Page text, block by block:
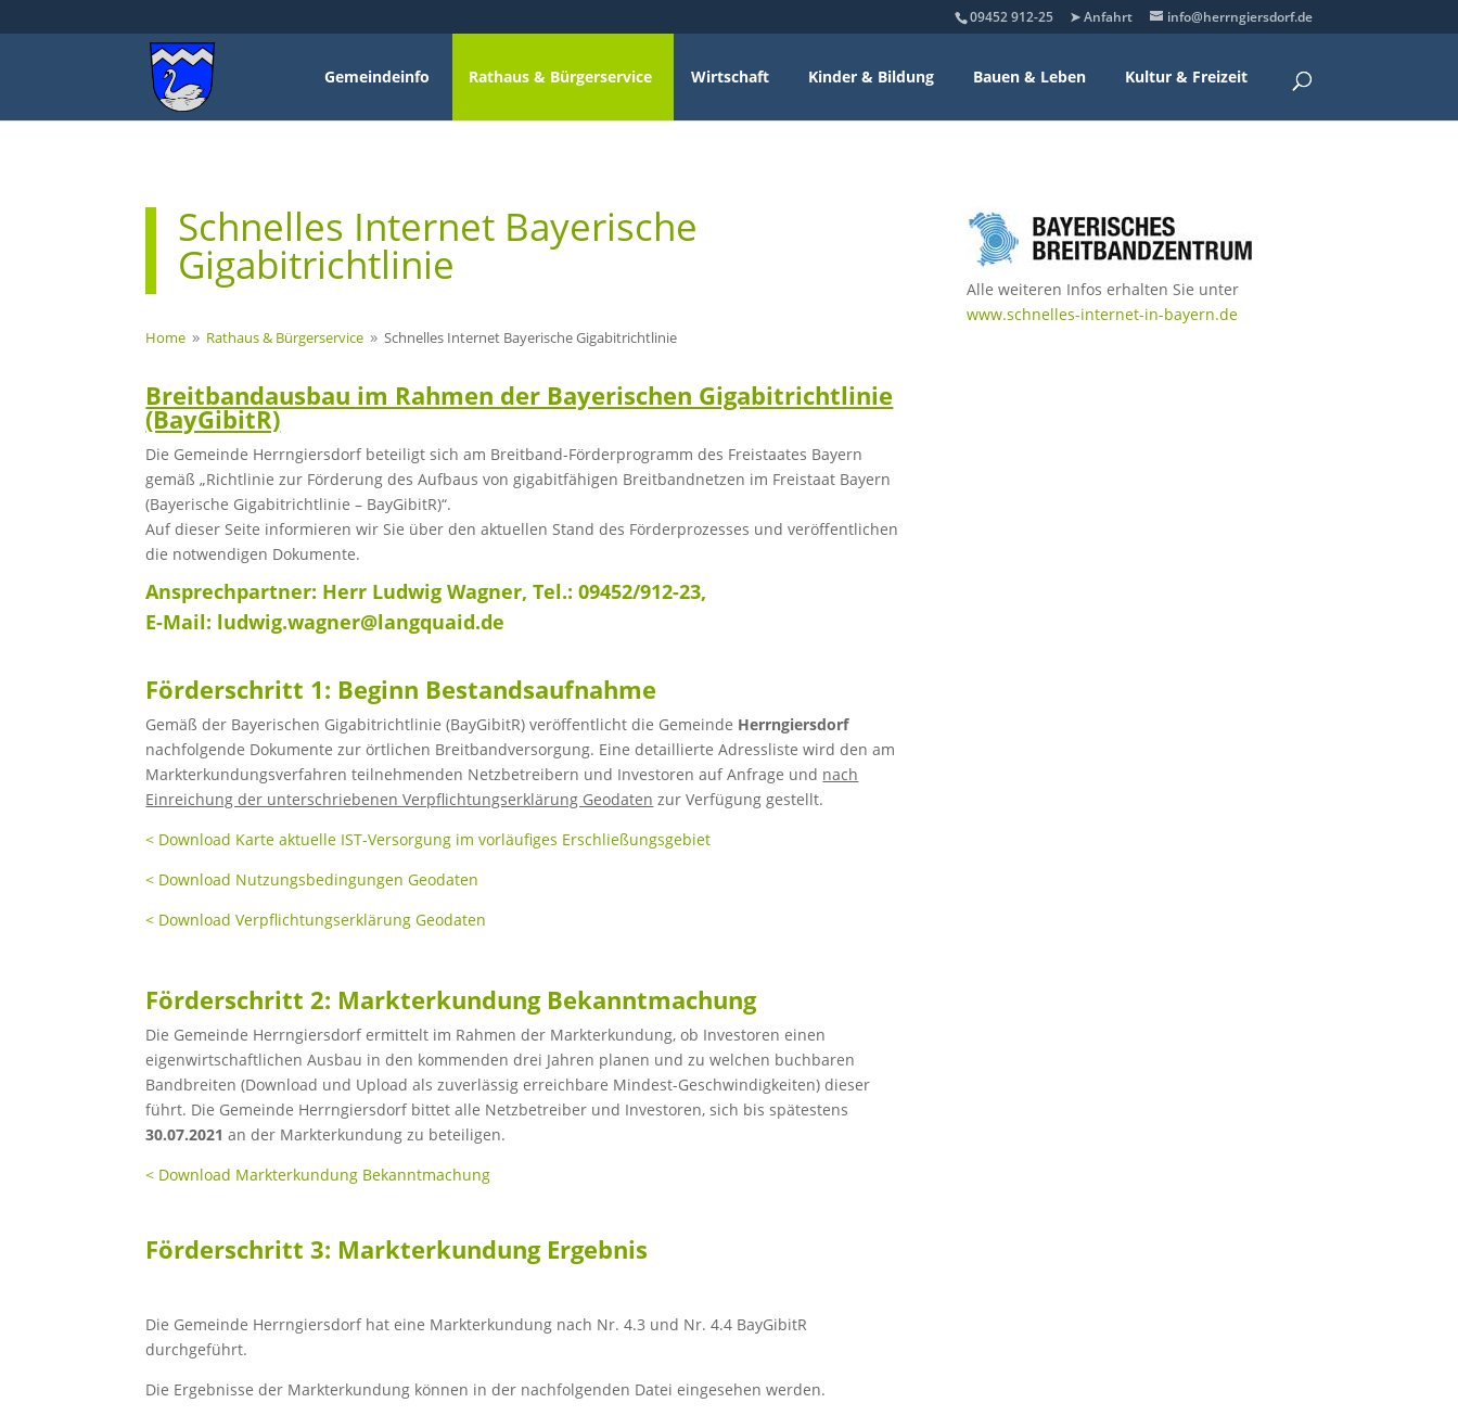
09452 912-25 ➤ Anfahrt info@herrngiersdorf.de
Gemeindeinfo Rathaus & Bürgerservice Wirtschaft Kinder & Bildung Bauen & Leben Kultur & Freizeit
Schnelles Internet Bayerische
Gigabitrichtlinie
Home 9 Rathaus & Bürgerservice 9 Schnelles Internet Bayerische Gigabitrichtlinie
Breitbandausbau im Rahmen der Bayerischen Gigabitrichtlinie
(BayGibitR)
Die Gemeinde Herrngiersdorf beteiligt sich am Breitband-Förderprogramm des Freistaates Bayern
gemäß „Richtlinie zur Förderung des Aufbaus von gigabitfähigen Breitbandnetzen im Freistaat Bayern
(Bayerische Gigabitrichtlinie – BayGibitR)“.
Auf dieser Seite informieren wir Sie über den aktuellen Stand des Förderprozesses und veröffentlichen
die notwendigen Dokumente.
Ansprechpartner: Herr Ludwig Wagner, Tel.: 09452/912-23,
E-Mail: ludwig.wagner@langquaid.de
Förderschritt 1: Beginn Bestandsaufnahme
Gemäß der Bayerischen Gigabitrichtlinie (BayGibitR) veröffentlicht die Gemeinde Herrngiersdorf
nachfolgende Dokumente zur örtlichen Breitbandversorgung. Eine detaillierte Adressliste wird den am
Markterkundungsverfahren teilnehmenden Netzbetreibern und Investoren auf Anfrage und nach
Einreichung der unterschriebenen Verpflichtungserklärung Geodaten zur Verfügung gestellt.
< Download Karte aktuelle IST-Versorgung im vorläufiges Erschließungsgebiet
< Download Nutzungsbedingungen Geodaten
< Download Verpflichtungserklärung Geodaten
Förderschritt 2: Markterkundung Bekanntmachung
Die Gemeinde Herrngiersdorf ermittelt im Rahmen der Markterkundung, ob Investoren einen
eigenwirtschaftlichen Ausbau in den kommenden drei Jahren planen und zu welchen buchbaren
Bandbreiten (Download und Upload als zuverlässig erreichbare Mindest-Geschwindigkeiten) dieser
führt. Die Gemeinde Herrngiersdorf bittet alle Netzbetreiber und Investoren, sich bis spätestens
30.07.2021 an der Markterkundung zu beteiligen.
< Download Markterkundung Bekanntmachung
Förderschritt 3: Markterkundung Ergebnis
Die Gemeinde Herrngiersdorf hat eine Markterkundung nach Nr. 4.3 und Nr. 4.4 BayGibitR
durchgeführt.
Die Ergebnisse der Markterkundung können in der nachfolgenden Datei eingesehen werden.
Alle weiteren Infos erhalten Sie unter
www.schnelles-internet-in-bayern.de